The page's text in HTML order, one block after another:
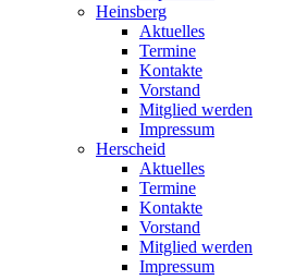
Heinsberg
Aktuelles
Termine
Kontakte
Vorstand
Mitglied werden
Impressum
Herscheid
Aktuelles
Termine
Kontakte
Vorstand
Mitglied werden
Impressum